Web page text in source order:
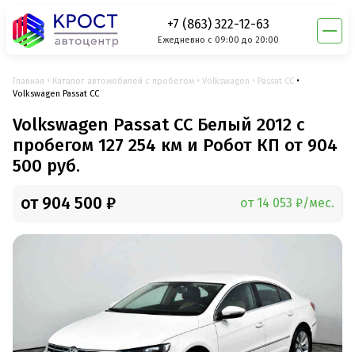
+7 (863) 322-12-63
Ежедневно с 09:00 до 20:00
Главная Каталог автомобилей с пробегом Volkswagen
Passat CC
Volkswagen Passat CC
Volkswagen Passat CC Белый 2012 с
пробегом 127 254 км и Робот КП от 904
500 руб.
от 904 500 ₽ от 14 053 ₽/мес.